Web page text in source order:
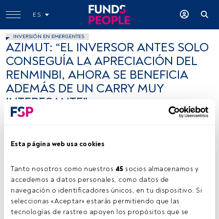
Esta página web usa cookies
Tanto nosotros como nuestros 45 socios almacenamos y
accedemos a datos personales, como datos de
navegación o identificadores únicos, en tu dispositivo. Si
seleccionas «Aceptar» estarás permitiendo que las
tecnologías de rastreo apoyen los propósitos que se
ES
INVERSIÓN EN EMERGENTES
AZIMUT: “EL INVERSOR ANTES SOLO
CONSEGUÍA LA APRECIACIÓN DEL
RENMINBI, AHORA SE BENEFICIA
ADEMÁS DE UN CARRY MUY
INTERESANTE”
FundsPeople .
Joel Filipe (Unsplash)